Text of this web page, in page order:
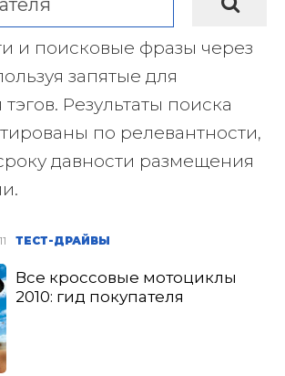
и поисковые фразы через
запятые для
Результаты поиска
по релевантности,
давности размещения
ТЕСТ-ДРАЙВЫ
Все кроссовые мотоциклы
2010: гид покупателя